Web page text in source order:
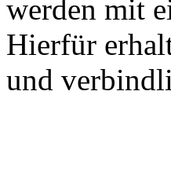
werden mit
Hierfür
und